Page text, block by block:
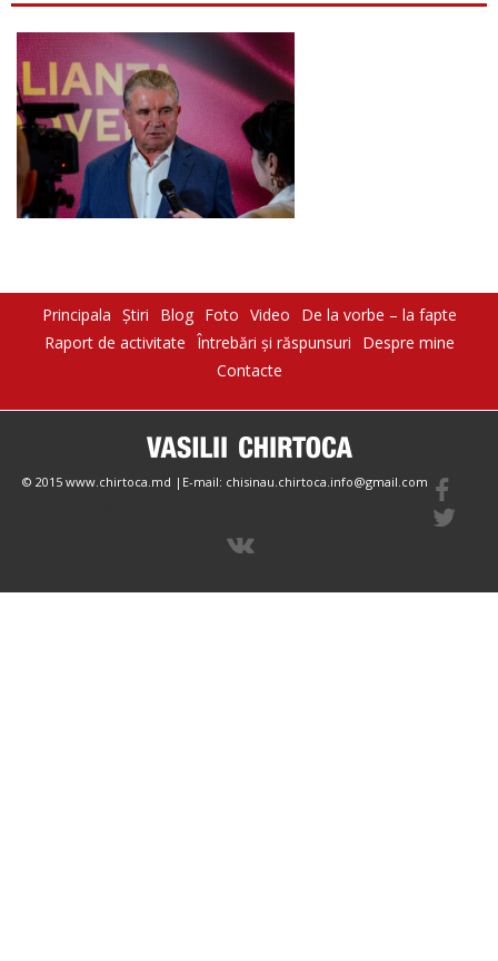
Principala Știri Blog Foto Video
De la vorbe – la fapte
Raport de activitate Întrebări şi răspunsuri
Despre mine
Contacte
© 2015 www.chirtoca.md |E-mail: chisinau.chirtoca.info@gmail.com